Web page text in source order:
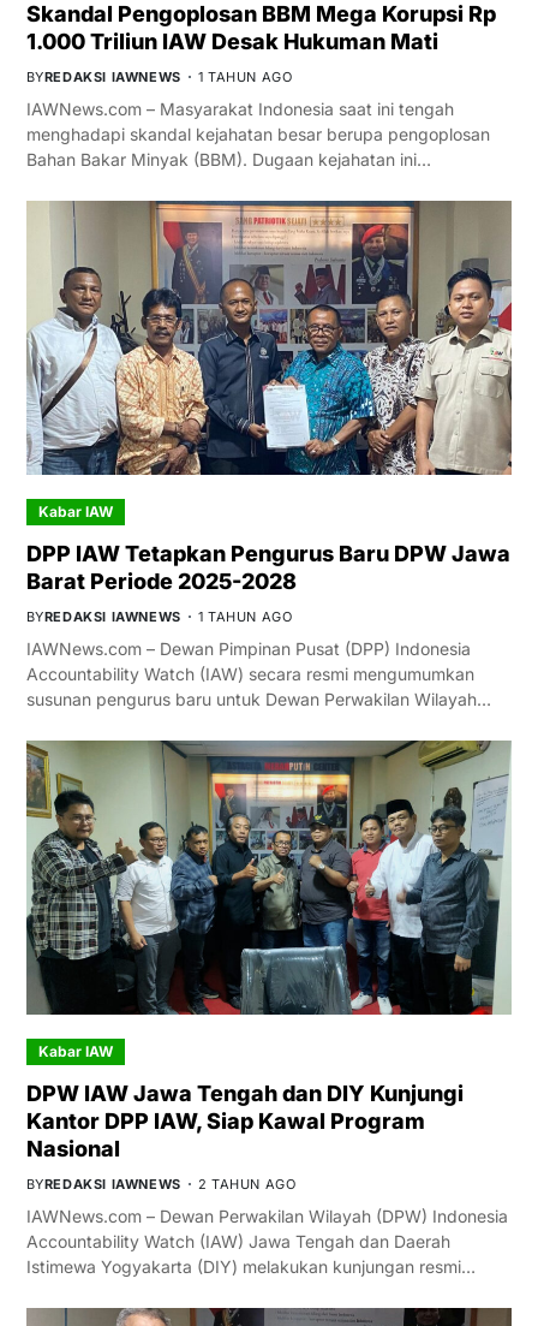
Skandal Pengoplosan BBM Mega Korupsi Rp
1.000 Triliun IAW Desak Hukuman Mati
BYREDAKSI IAWNEWS 1 TAHUN AGO
IAWNews.com – Masyarakat Indonesia saat ini tengah
menghadapi skandal kejahatan besar berupa pengoplosan
Bahan Bakar Minyak (BBM). Dugaan kejahatan ini…
Kabar IAW
DPP IAW Tetapkan Pengurus Baru DPW Jawa
Barat Periode 2025-2028
BYREDAKSI IAWNEWS 1 TAHUN AGO
IAWNews.com – Dewan Pimpinan Pusat (DPP) Indonesia
Accountability Watch (IAW) secara resmi mengumumkan
susunan pengurus baru untuk Dewan Perwakilan Wilayah…
Kabar IAW
DPW IAW Jawa Tengah dan DIY Kunjungi
Kantor DPP IAW, Siap Kawal Program
Nasional
BYREDAKSI IAWNEWS 2 TAHUN AGO
IAWNews.com – Dewan Perwakilan Wilayah (DPW) Indonesia
Accountability Watch (IAW) Jawa Tengah dan Daerah
Istimewa Yogyakarta (DIY) melakukan kunjungan resmi…